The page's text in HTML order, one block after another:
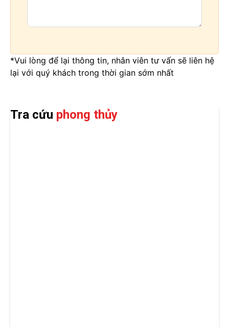
*Vui lòng để lại thông tin, nhân viên tư vấn sẽ liên hệ
lại với quý khách trong thời gian sớm nhất
Tra cứu phong thủy